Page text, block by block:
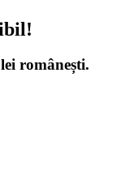
românești.